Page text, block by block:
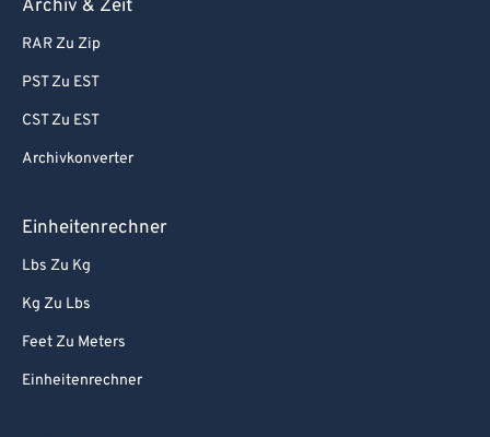
Archiv & Zeit
RAR Zu Zip
PST Zu EST
CST Zu EST
Archivkonverter
Einheitenrechner
Lbs Zu Kg
Kg Zu Lbs
Feet Zu Meters
Einheitenrechner